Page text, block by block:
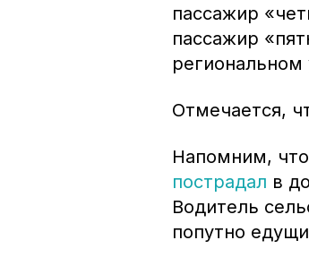
пассажир
пассажир
Отмечается,
Напомним,
пострадал в
Водитель
попутно